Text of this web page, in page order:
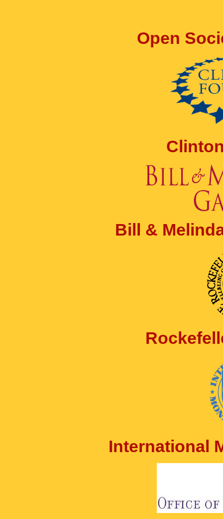
Open
Bill &
International